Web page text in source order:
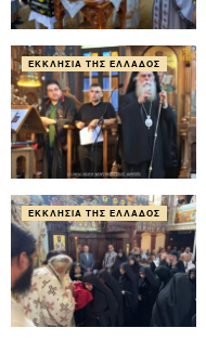
ΕΚΚΛΗΣΊΑ ΤΗΣ ΕΛΛΆΔΟΣ
ΕΚΚΛΗΣΊΑ ΤΗΣ ΕΛΛΆΔΟΣ